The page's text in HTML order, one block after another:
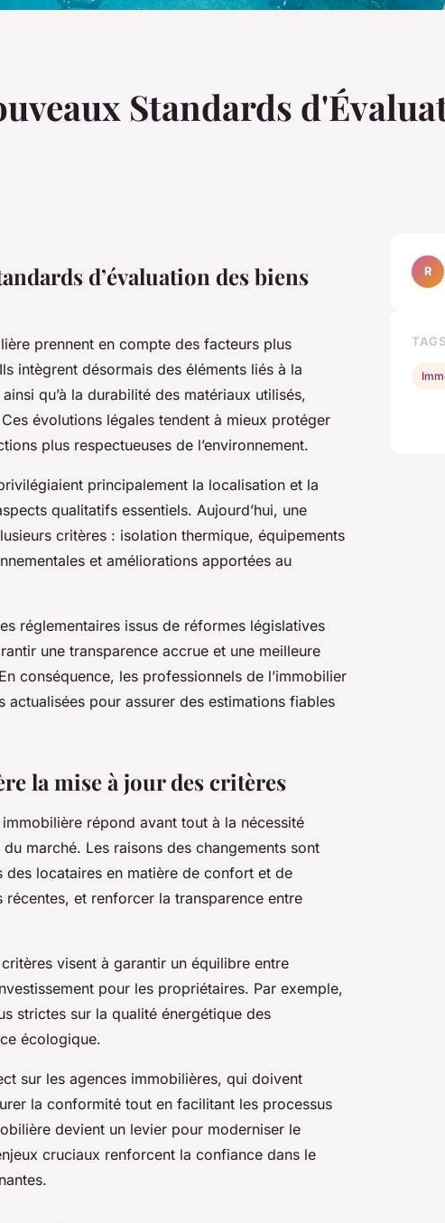
Standards
d’évaluation des biens
prennent en compte des facteurs plus
intègrent désormais des éléments liés à la
qu’à la durabilité des matériaux utilisés,
évolutions légales tendent à mieux protéger
plus respectueuses de l’environnement.
principalement la localisation et la
qualitatifs essentiels. Aujourd’hui, une
critères : isolation thermique, équipements
et améliorations apportées au
réglementaires issus de réformes législatives
une transparence accrue et une meilleure
conséquence, les professionnels de l’immobilier
actualisées pour assurer des estimations fiables
la mise à jour des critères
répond avant tout à la nécessité
marché. Les raisons des changements sont
locataires en matière de confort et de
et renforcer la transparence entre
visent à garantir un équilibre entre
pour les propriétaires. Par exemple,
strictes sur la qualité énergétique des
écologique.
sur les agences immobilières, qui doivent
la conformité tout en facilitant les processus
devient un levier pour moderniser le
cruciaux renforcent la confiance dans le
R
TAGS